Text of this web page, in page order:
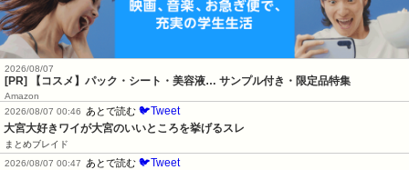
2026/08/07
[PR] 【コスメ】パック・シート・美容液… サンプル付き・限定品特集
Amazon
2026/08/07 00:46
あとで読む 🐦Tweet
大宮大好きワイが大宮のいいところを挙げるスレ
まとめブレイド
2026/08/07 00:47
あとで読む 🐦Tweet